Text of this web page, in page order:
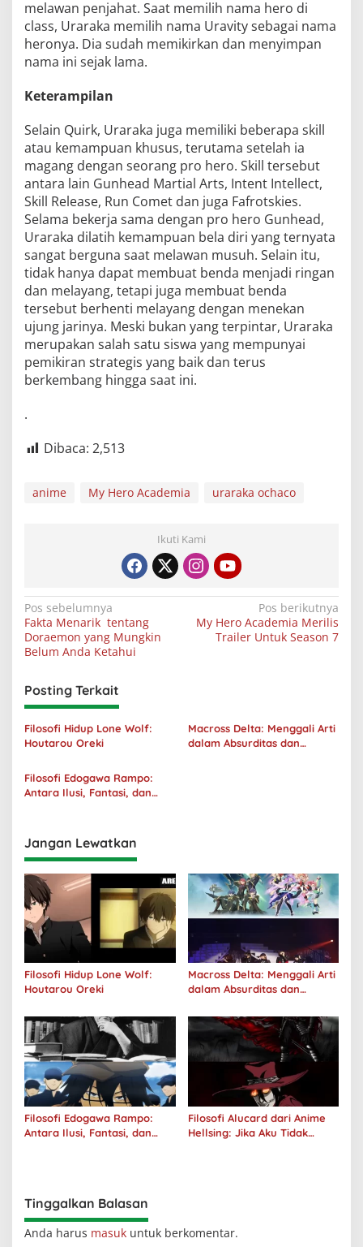
melawan penjahat. Saat memilih nama hero di
class, Uraraka memilih nama Uravity sebagai nama
heronya. Dia sudah memikirkan dan menyimpan
nama ini sejak lama.
Keterampilan
Selain Quirk, Uraraka juga memiliki beberapa skill
atau kemampuan khusus, terutama setelah ia
magang dengan seorang pro hero. Skill tersebut
antara lain Gunhead Martial Arts, Intent Intellect,
Skill Release, Run Comet dan juga Fafrotskies.
Selama bekerja sama dengan pro hero Gunhead,
Uraraka dilatih kemampuan bela diri yang ternyata
sangat berguna saat melawan musuh. Selain itu,
tidak hanya dapat membuat benda menjadi ringan
dan melayang, tetapi juga membuat benda
tersebut berhenti melayang dengan menekan
ujung jarinya. Meski bukan yang terpintar, Uraraka
merupakan salah satu siswa yang mempunyai
pemikiran strategis yang baik dan terus
berkembang hingga saat ini.
.
Dibaca: 2,513
anime My Hero Academia uraraka ochaco
Ikuti Kami
Navigasi
pos
Pos sebelumnya
Fakta Menarik tentang
Doraemon yang Mungkin
Belum Anda Ketahui
Pos berikutnya
My Hero Academia Merilis
Trailer Untuk Season 7
Posting Terkait
Filosofi Hidup Lone Wolf:
Houtarou Oreki
Macross Delta: Menggali Arti
dalam Absurditas dan
Filosofi Edogawa Rampo:
Antara Ilusi, Fantasi, dan
Jangan Lewatkan
Filosofi Hidup Lone Wolf:
Houtarou Oreki
Macross Delta: Menggali Arti
dalam Absurditas dan
Filosofi Edogawa Rampo:
Antara Ilusi, Fantasi, dan
Filosofi Alucard dari Anime
Hellsing: Jika Aku Tidak
Tinggalkan Balasan
Anda harus masuk untuk berkomentar.